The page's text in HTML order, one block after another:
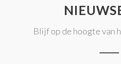
Blijf op de hoogte van